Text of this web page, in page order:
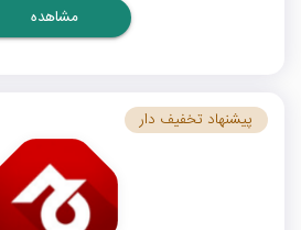
مشاهده
پیشنهاد تخفیف دار